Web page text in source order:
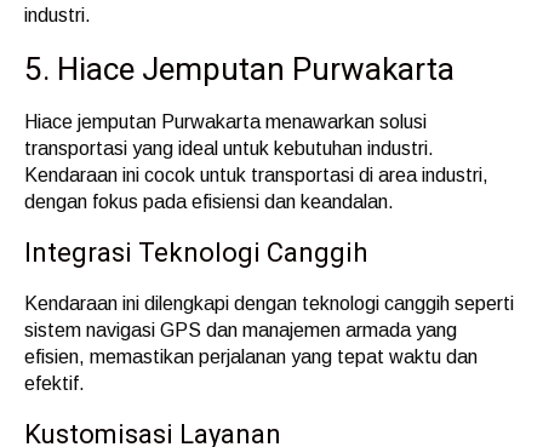
industri.
5. Hiace Jemputan Purwakarta
Hiace jemputan Purwakarta menawarkan solusi
transportasi yang ideal untuk kebutuhan industri.
Kendaraan ini cocok untuk transportasi di area industri,
dengan fokus pada efisiensi dan keandalan.
Integrasi Teknologi Canggih
Kendaraan ini dilengkapi dengan teknologi canggih seperti
sistem navigasi GPS dan manajemen armada yang
efisien, memastikan perjalanan yang tepat waktu dan
efektif.
Kustomisasi Layanan